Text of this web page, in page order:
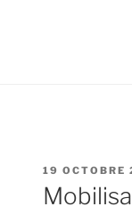
PUBLIÉ
LE
19 OCTOBRE